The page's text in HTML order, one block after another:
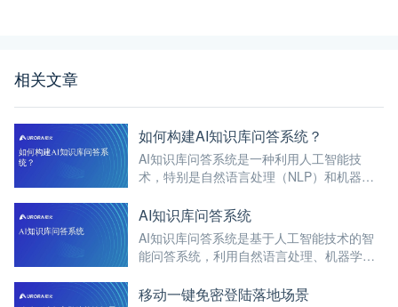
相关文章
如何构建AI知识库问答系统？
AI知识库问答系统是一种利用人工智能技
术，特别是自然语言处理（NLP）和机器学
能系统。
AI知识库问答系统
AI知识库问答系统是基于人工智能技术的智
能问答系统，利用自然语言处理、机器学习
先构建的知识库中检索或生成合适的答案。
移动一键免密登陆落地场景